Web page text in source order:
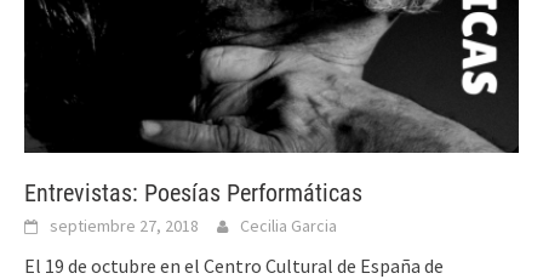
Entrevistas: Poesías Performáticas
septiembre 27, 2018 Cecilia Garcia
El 19 de octubre en el Centro Cultural de España de